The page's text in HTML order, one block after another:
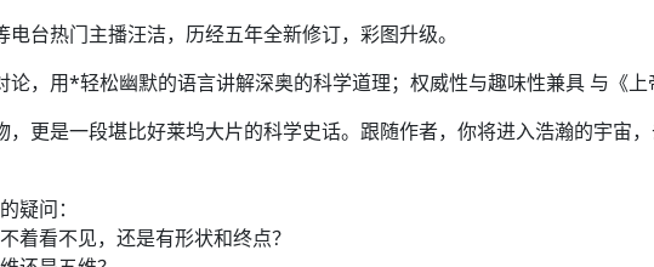
台热门主播汪洁，历经五年全新修订，彩图升级。
，用*轻松幽默的语言讲解深奥的科学道理；权威性与趣味性兼具 与《上
更是一段堪比好莱坞大片的科学史话。跟随作者，你将进入浩瀚的宇宙，
疑问：
着看不见，还是有形状和终点？